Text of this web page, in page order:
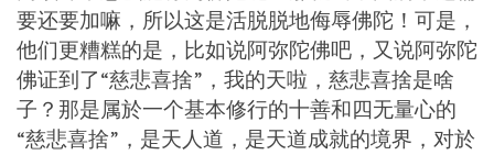
要还要加嘛，所以这是活脱脱地侮辱佛陀！可是，
他们更糟糕的是，比如说阿弥陀佛吧，又说阿弥陀
佛证到了“慈悲喜捨”，我的天啦，慈悲喜捨是啥
子？那是属於一个基本修行的十善和四无量心的
“慈悲喜捨”，是天人道，是天道成就的境界，对於